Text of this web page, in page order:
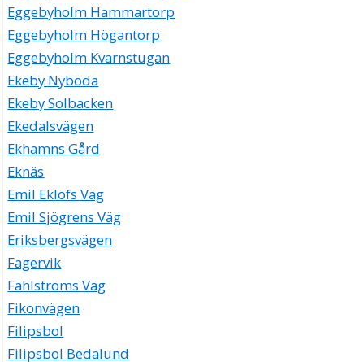
Eggebyholm Hammartorp
Eggebyholm Högantorp
Eggebyholm Kvarnstugan
Ekeby Nyboda
Ekeby Solbacken
Ekedalsvägen
Ekhamns Gård
Eknäs
Emil Eklöfs Väg
Emil Sjögrens Väg
Eriksbergsvägen
Fagervik
Fahlströms Väg
Fikonvägen
Filipsbol
Filipsbol Bedalund